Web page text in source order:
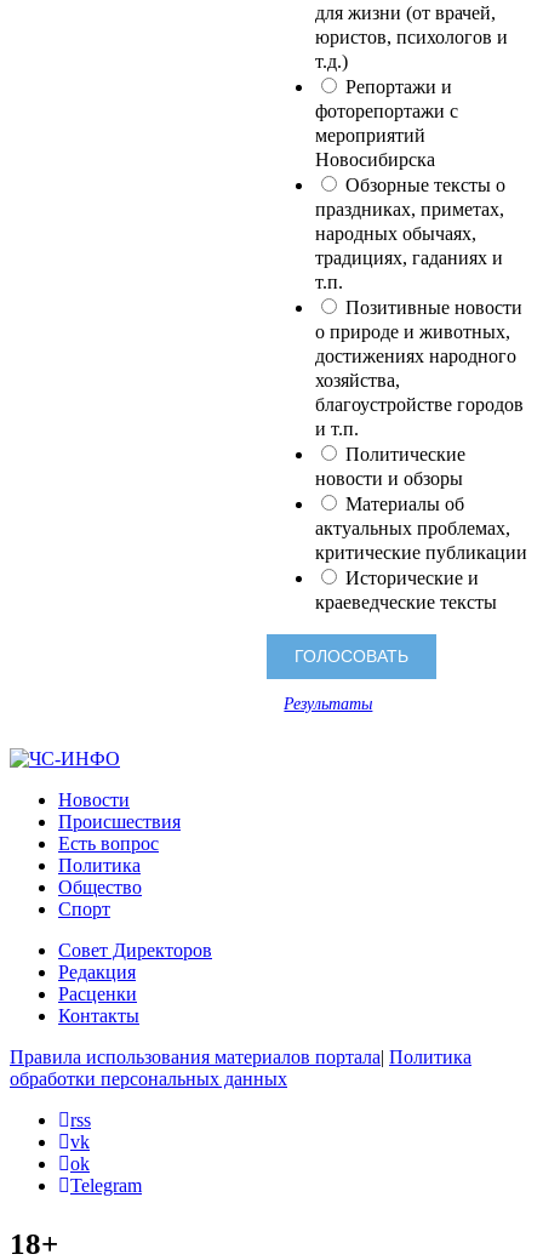
для жизни (от врачей,
юристов, психологов и
т.д.)
Репортажи и
фоторепортажи с
мероприятий
Новосибирска
Обзорные тексты о
праздниках, приметах,
народных обычаях,
традициях, гаданиях и
т.п.
Позитивные новости
о природе и животных,
достижениях народного
хозяйства,
благоустройстве городов
и т.п.
Политические
новости и обзоры
Материалы об
актуальных проблемах,
критические публикации
Исторические и
краеведческие тексты
Результаты
Новости
Происшествия
Есть вопрос
Политика
Общество
Спорт
Совет Директоров
Редакция
Расценки
Контакты
Правила использования материалов портала| Политика
обработки персональных данных
rss
vk
ok
Telegram
18+